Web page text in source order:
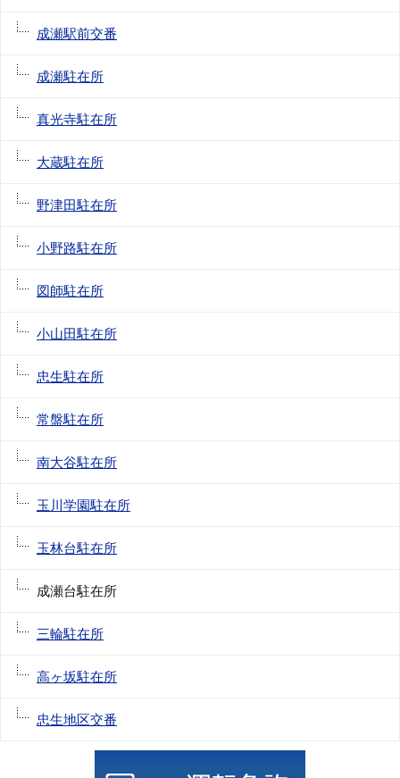
成瀬駅前交番
成瀬駐在所
真光寺駐在所
大蔵駐在所
野津田駐在所
小野路駐在所
図師駐在所
小山田駐在所
忠生駐在所
常盤駐在所
南大谷駐在所
玉川学園駐在所
玉林台駐在所
成瀬台駐在所
三輪駐在所
高ヶ坂駐在所
忠生地区交番